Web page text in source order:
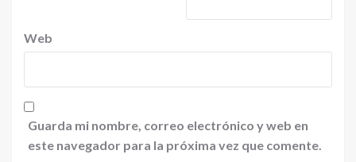
Web
Guarda mi nombre, correo electrónico y web en
este navegador para la próxima vez que comente.